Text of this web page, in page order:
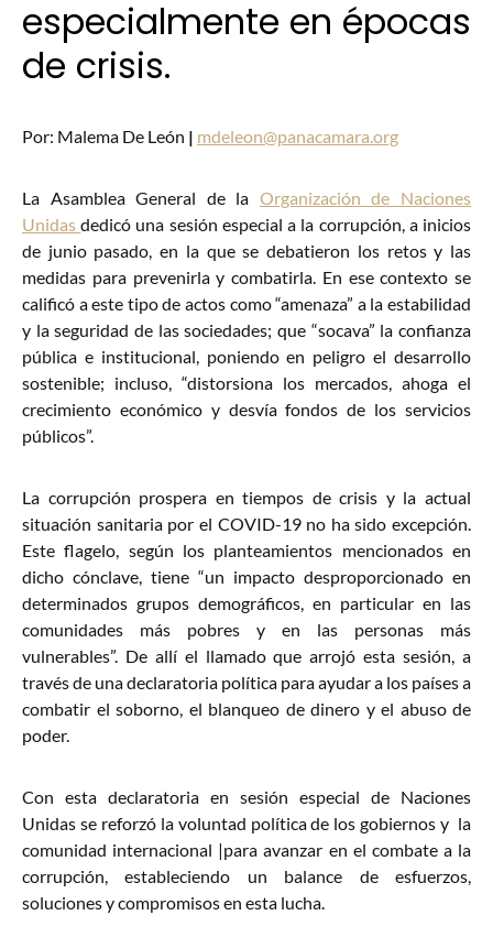
especialmente en épocas
de crisis.
Por: Malema De León | mdeleon@panacamara.org
La Asamblea General de la Organización de Naciones
Unidasdedicó una sesión especial a la corrupción, a inicios
de junio pasado, en la que se debatieron los retos y las
medidas para prevenirla y combatirla. En ese contexto se
calificó a este tipo de actos como “amenaza” a la estabilidad
y la seguridad de las sociedades; que “socava” la confianza
pública e institucional, poniendo en peligro el desarrollo
sostenible; incluso, “distorsiona los mercados, ahoga el
crecimiento económico y desvía fondos de los servicios
públicos”.
La corrupción prospera en tiempos de crisis y la actual
situación sanitaria por el COVID-19 no ha sido excepción.
Este flagelo, según los planteamientos mencionados en
dicho cónclave, tiene “un impacto desproporcionado en
determinados grupos demográficos, en particular en las
comunidades más pobres y en las personas más
vulnerables”. De allí el llamado que arrojó esta sesión, a
través de una declaratoria política para ayudar a los países a
combatir el soborno, el blanqueo de dinero y el abuso de
poder.
Con esta declaratoria en sesión especial de Naciones
Unidas se reforzó la voluntad política de los gobiernos y la
comunidad internacional |para avanzar en el combate a la
corrupción, estableciendo un balance de esfuerzos,
soluciones y compromisos en esta lucha.